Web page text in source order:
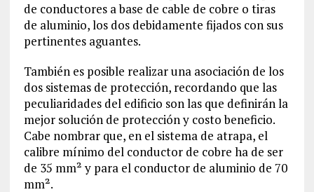
de conductores a base de cable de cobre o tiras
de aluminio, los dos debidamente fijados con sus
pertinentes aguantes.
También es posible realizar una asociación de los
dos sistemas de protección, recordando que las
peculiaridades del edificio son las que definirán la
mejor solución de protección y costo beneficio.
Cabe nombrar que, en el sistema de atrapa, el
calibre mínimo del conductor de cobre ha de ser
de 35 mm² y para el conductor de aluminio de 70
mm².